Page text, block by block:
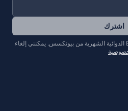
اشترك
أرغب في تلقي رؤى أبحاث EMEA الدوائية الشهرية من بيونكسس. يمكنني إلغاء